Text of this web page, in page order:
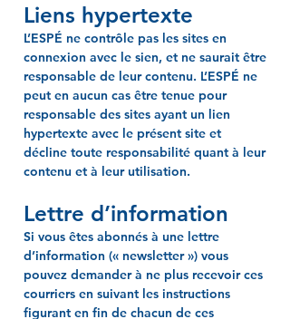
Liens hypertexte
L’ESPÉ ne contrôle pas les sites en
connexion avec le sien, et ne saurait être
responsable de leur contenu. L’ESPÉ ne
peut en aucun cas être tenue pour
responsable des sites ayant un lien
hypertexte avec le présent site et
décline toute responsabilité quant à leur
contenu et à leur utilisation.
Lettre d’information
Si vous êtes abonnés à une lettre
d’information (« newsletter ») vous
pouvez demander à ne plus recevoir ces
courriers en suivant les instructions
figurant en fin de chacun de ces